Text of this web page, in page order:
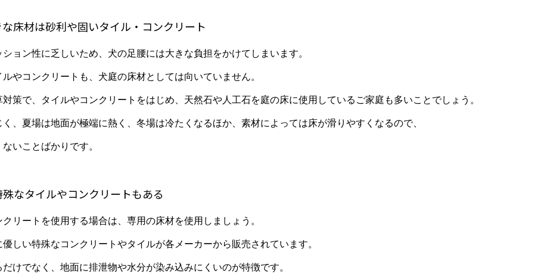
床材は砂利や固いタイル・コンクリート
ョン性に乏しいため、犬の足腰には大きな負担をかけてしまいます。
やコンクリートも、犬庭の床材としては向いていません。
対策で、タイルやコンクリートをはじめ、天然石や人工石を庭の床に使用しているご家庭も多いことでしょう。
く、夏場は地面が極端に熱く、冬場は冷たくなるほか、素材によっては床が滑りやすくなるので、
いことばかりです。
なタイルやコンクリートもある
リートを使用する場合は、専用の床材を使用しましょう。
しい特殊なコンクリートやタイルが各メーカーから販売されています。
けでなく、地面に排泄物や水分が染み込みにくいのが特徴です。